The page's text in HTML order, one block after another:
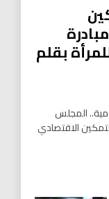
بقلم
المجلس
الاقتصادي